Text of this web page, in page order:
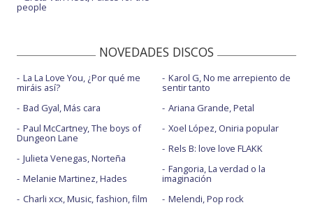
people
NOVEDADES DISCOS
La La Love You, ¿Por qué me
miráis así?
Bad Gyal, Más cara
Paul McCartney, The boys of
Dungeon Lane
Julieta Venegas, Norteña
Melanie Martinez, Hades
Charli xcx, Music, fashion, film
Karol G, No me arrepiento de
sentir tanto
Ariana Grande, Petal
Xoel López, Oniria popular
Rels B: love love FLAKK
Fangoria, La verdad o la
imaginación
Melendi, Pop rock